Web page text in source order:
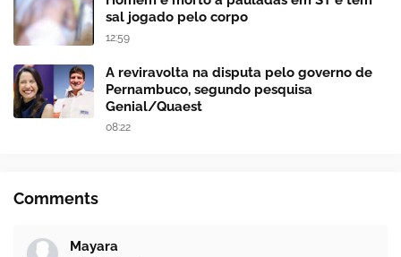
sal jogado pelo corpo
12:59
A reviravolta na disputa pelo governo de
Pernambuco, segundo pesquisa
Genial/Quaest
08:22
Comments
Mayara